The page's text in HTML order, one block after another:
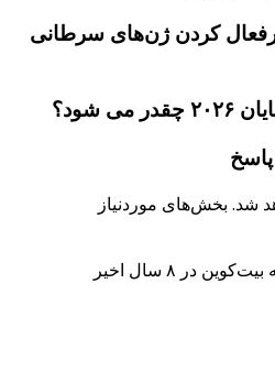
کردن ژن‌های سرطانی
شود؟
پاسخ
شد. بخش‌های موردنیاز